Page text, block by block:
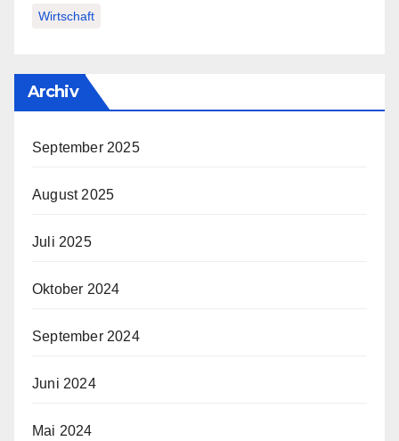
Wirtschaft
Archiv
September 2025
August 2025
Juli 2025
Oktober 2024
September 2024
Juni 2024
Mai 2024